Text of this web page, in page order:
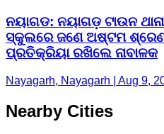
ନୟାଗଡ: ନୟାଗଡ଼ ଟାଉନ ଥାନା
ସ୍କୁଲରେ ଜଣେ ଅଷ୍ଟମ
ପ୍ରତିକ୍ରିୟା ରଖିଲେ ନାବାଳକ
Nayagarh, Nayagarh | Aug 9,
Nearby Cities